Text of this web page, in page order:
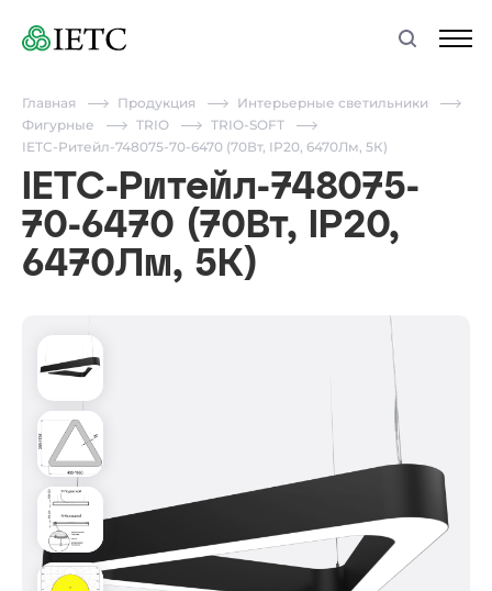
Главная Продукция
Интерьерные светильники
Фигурные
TRIO
TRIO-SOFT
IETC-Ритейл-748075-70-6470 (70Вт, IP20, 6470Лм, 5К)
IETC-Ритейл-748075-
70-6470 (70Вт, IP20,
6470Лм, 5К)